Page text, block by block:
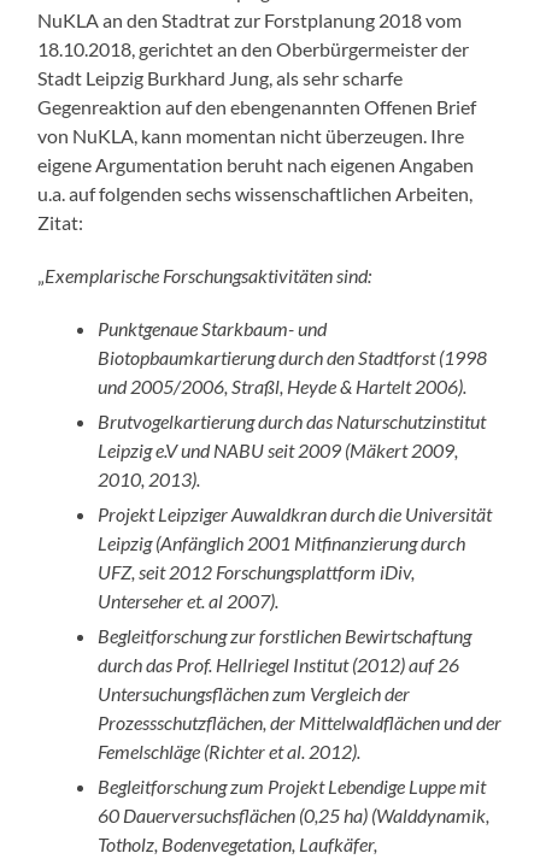
NuKLA an den Stadtrat zur Forstplanung 2018 vom
18.10.2018, gerichtet an den Oberbürgermeister der
Stadt Leipzig Burkhard Jung, als sehr scharfe
Gegenreaktion auf den ebengenannten Offenen Brief
von NuKLA, kann momentan nicht überzeugen. Ihre
eigene Argumentation beruht nach eigenen Angaben
u.a. auf folgenden sechs wissenschaftlichen Arbeiten,
Zitat:
Exemplarische Forschungsaktivitäten sind:
Punktgenaue Starkbaum- und
Biotopbaumkartierung durch den Stadtforst (1998
und 2005/2006, Straßl, Heyde & Hartelt 2006).
Brutvogelkartierung durch das Naturschutzinstitut
Leipzig e.V und NABU seit 2009 (Mäkert 2009,
2010, 2013).
Projekt Leipziger Auwaldkran durch die Universität
Leipzig (Anfänglich 2001 Mitfinanzierung durch
UFZ, seit 2012 Forschungsplattform iDiv,
Unterseher et. al 2007).
Begleitforschung zur forstlichen Bewirtschaftung
durch das Prof. Hellriegel Institut (2012) auf 26
Untersuchungsflächen zum Vergleich der
Prozessschutzflächen, der Mittelwaldflächen und der
Femelschläge (Richter et al. 2012).
Begleitforschung zum Projekt Lebendige Luppe mit
60 Dauerversuchsflächen (0,25 ha) (Walddynamik,
Totholz, Bodenvegetation, Laufkäfer,